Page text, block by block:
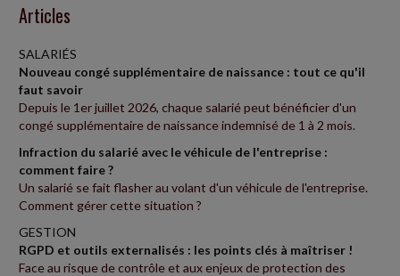
Articles
SALARIÉS
Nouveau congé supplémentaire de naissance : tout ce qu'il
faut savoir
Depuis le 1er juillet 2026, chaque salarié peut bénéficier d'un
congé supplémentaire de naissance indemnisé de 1 à 2 mois.
Infraction du salarié avec le véhicule de l'entreprise :
comment faire ?
Un salarié se fait flasher au volant d'un véhicule de l'entreprise.
Comment gérer cette situation ?
GESTION
RGPD et outils externalisés : les points clés à maîtriser !
Face au risque de contrôle et aux enjeux de protection des